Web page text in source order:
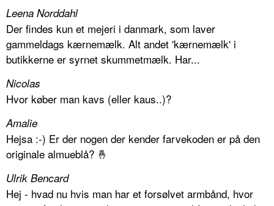
Leena Norddahl
Der findes kun et mejeri i danmark, som laver
gammeldags kærnemælk. Alt andet 'kærnemælk' i
butikkerne er syrnet skummetmælk. Har...
Nicolas
Hvor køber man kavs (eller kaus..)?
Amalie
Hejsa :-) Er der nogen der kender farvekoden er på den
originale almueblå? 🤞
Ulrik Bencard
Hej - hvad nu hvis man har et forsølvet armbånd, hvor